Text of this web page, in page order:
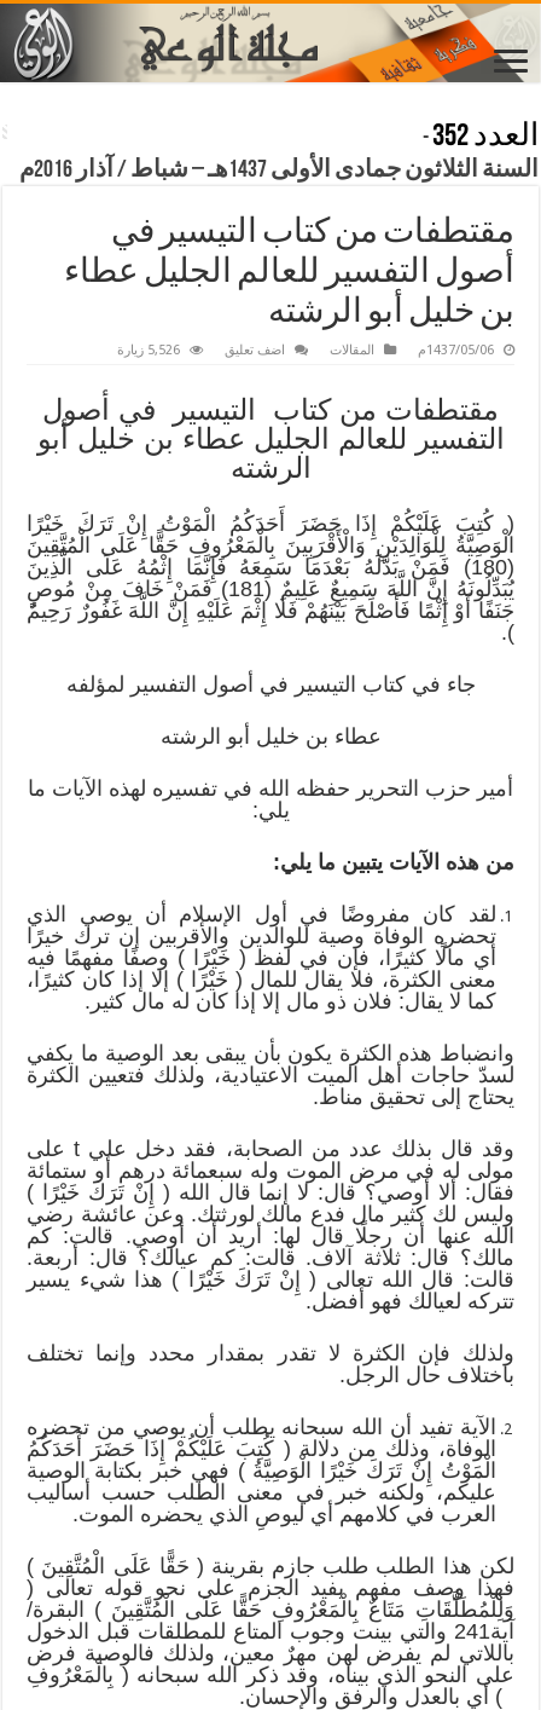
العدد 352
-
السنة الثلاثون جمادى الأولى 1437هـ – شباط / آذار 2016م
مقتطفات من كتاب التيسير في
أصول التفسير للعالم الجليل عطاء
بن خليل أبو الرشته
1437/05/06م المقالات اضف تعليق 5,526 زيارة
مقتطفات من كتاب التيسير في أصول
التفسير للعالم الجليل عطاء بن خليل أبو
الرشته
( كُتِبَ عَلَيْكُمْ إِذَا حَضَرَ أَحَدَكُمُ الْمَوْتُ إِنْ تَرَكَ خَيْرًا
الْوَصِيَّةُ لِلْوَالِدَيْنِ وَالْأَقْرَبِينَ بِالْمَعْرُوفِ حَقًّا عَلَى الْمُتَّقِينَ
(180) فَمَنْ بَدَّلَهُ بَعْدَمَا سَمِعَهُ فَإِنَّمَا إِثْمُهُ عَلَى الَّذِينَ
يُبَدِّلُونَهُ إِنَّ اللَّهَ سَمِيعٌ عَلِيمٌ (181) فَمَنْ خَافَ مِنْ مُوصٍ
جَنَفًا أَوْ إِثْمًا فَأَصْلَحَ بَيْنَهُمْ فَلَا إِثْمَ عَلَيْهِ إِنَّ اللَّهَ غَفُورٌ رَحِيمٌ
).
جاء في كتاب التيسير في أصول التفسير لمؤلفه
عطاء بن خليل أبو الرشته
أمير حزب التحرير حفظه الله في تفسيره لهذه الآيات ما
يلي:
من هذه الآيات يتبين ما يلي:
لقد كان مفروضًا في أول الإسلام أن يوصي الذي
تحضره الوفاة وصية للوالدين والأقربين إن ترك خيرًا
أي مالًا كثيرًا، فإن في لفظ ( خَيْرًا ) وصفًا مفهمًا فيه
معنى الكثرة، فلا يقال للمال ( خَيْرًا ) إلا إذا كان كثيرًا،
كما لا يقال: فلان ذو مال إلا إذا كان له مال كثير.
وانضباط هذه الكثرة يكون بأن يبقى بعد الوصية ما يكفي
لسدّ حاجات أهل الميت الاعتيادية، ولذلك فتعيين الكثرة
يحتاج إلى تحقيق مناط.
وقد قال بذلك عدد من الصحابة، فقد دخل علي t على
مولى له في مرض الموت وله سبعمائة درهم أو ستمائة
فقال: ألا أوصي؟ قال: لا إنما قال الله ( إِنْ تَرَكَ خَيْرًا )
وليس لك كثير مال فدع مالك لورثتك. وعن عائشة رضي
الله عنها أن رجلًا قال لها: أريد أن أوصي. قالت: كم
مالك؟ قال: ثلاثة آلاف. قالت: كم عيالك؟ قال: أربعة.
قالت: قال الله تعالى ( إِنْ تَرَكَ خَيْرًا ) هذا شيء يسير
تتركه لعيالك فهو أفضل.
ولذلك فإن الكثرة لا تقدر بمقدار محدد وإنما تختلف
باختلاف حال الرجل.
الآية تفيد أن الله سبحانه يطلب أن يوصي من تحضره
الوفاة، وذلك من دلالة ( كُتِبَ عَلَيْكُمْ إِذَا حَضَرَ أَحَدَكُمُ
الْمَوْتُ إِنْ تَرَكَ خَيْرًا الْوَصِيَّةُ ) فهي خبر بكتابة الوصية
عليكم، ولكنه خبر في معنى الطلب حسب أساليب
العرب في كلامهم أي ليوصِ الذي يحضره الموت.
لكن هذا الطلب طلب جازم بقرينة ( حَقًّا عَلَى الْمُتَّقِينَ )
فهذا وصف مفهم يفيد الجزم على نحو قوله تعالى (
وَلِلْمُطَلَّقَاتِ مَتَاعٌ بِالْمَعْرُوفِ حَقًّا عَلَى الْمُتَّقِينَ ) البقرة/
آية241 والتي بينت وجوب المتاع للمطلقات قبل الدخول
باللاتي لم يفرض لهن مهرٌ معين، ولذلك فالوصية فرض
على النحو الذي بيناه، وقد ذكر الله سبحانه ( بِالْمَعْرُوفِ
) أي بالعدل والرفق والإحسان.